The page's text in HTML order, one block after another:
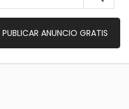
PUBLICAR ANUNCIO GRATIS